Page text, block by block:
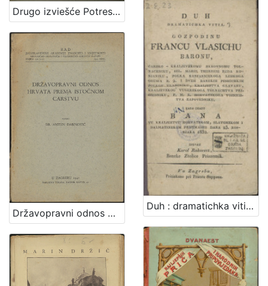
Drugo izviešće Potresnoga odbora za godinu 1884. / sastavio Mišo Kišpatić
Državopravni odnos Hrvata prema istočnom carstvu / napisao Antun Dabinović
Duh : dramatichka vitia : gozpodinu Francu Vlasichu baronu, ... kada chazt bana vu kraljeztvu Horvatzkom, Slavonzkom i Dalmatinzkom prijemashe dana 23. rosnjaka 1832. / zpevah Karol Rakovecz, banzke ztolice priszesnik